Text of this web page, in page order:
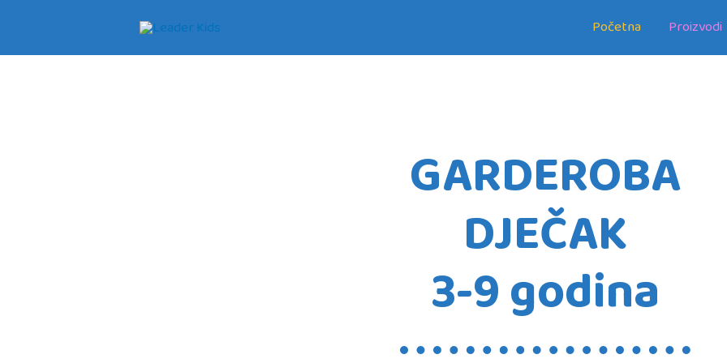
Početna Proizvodi
GARDEROBA
DJEČAK
3-9 godina